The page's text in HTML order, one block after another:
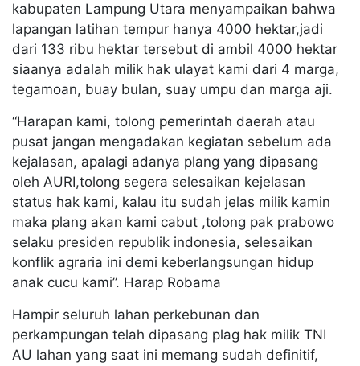
kabupaten Lampung Utara menyampaikan bahwa
lapangan latihan tempur hanya 4000 hektar,jadi
dari 133 ribu hektar tersebut di ambil 4000 hektar
siaanya adalah milik hak ulayat kami dari 4 marga,
tegamoan, buay bulan, suay umpu dan marga aji.
“Harapan kami, tolong pemerintah daerah atau
pusat jangan mengadakan kegiatan sebelum ada
kejalasan, apalagi adanya plang yang dipasang
oleh AURI,tolong segera selesaikan kejelasan
status hak kami, kalau itu sudah jelas milik kamin
maka plang akan kami cabut ,tolong pak prabowo
selaku presiden republik indonesia, selesaikan
konflik agraria ini demi keberlangsungan hidup
anak cucu kami”. Harap Robama
Hampir seluruh lahan perkebunan dan
perkampungan telah dipasang plag hak milik TNI
AU lahan yang saat ini memang sudah definitif,